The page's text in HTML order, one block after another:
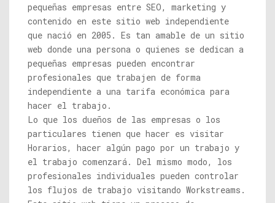
pequeñas empresas entre SEO, marketing y
contenido en este sitio web independiente
que nació en 2005. Es tan amable de un sitio
web donde una persona o quienes se dedican a
pequeñas empresas pueden encontrar
profesionales que trabajen de forma
independiente a una tarifa económica para
hacer el trabajo.
Lo que los dueños de las empresas o los
particulares tienen que hacer es visitar
Horarios, hacer algún pago por un trabajo y
el trabajo comenzará. Del mismo modo, los
profesionales individuales pueden controlar
los flujos de trabajo visitando Workstreams.